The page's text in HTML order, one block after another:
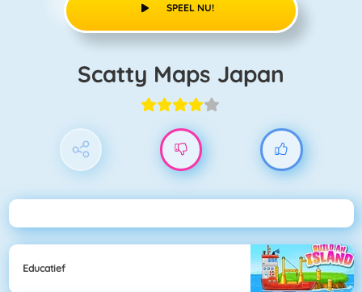
SPEEL NU!
Scatty Maps Japan
Educatief